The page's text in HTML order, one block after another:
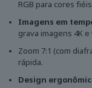
RGB para cores
Imagens em
grava imagens 4K
Zoom 7:1 (com
rápida.
Design